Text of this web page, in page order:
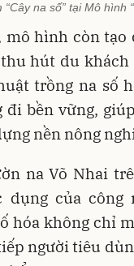
“Cây na số” tại Mô
mô hình còn
hút du
trồng na số
đi bền vững,
nền nông
na Võ Nhai
dụng của công
hóa không chỉ
người tiêu